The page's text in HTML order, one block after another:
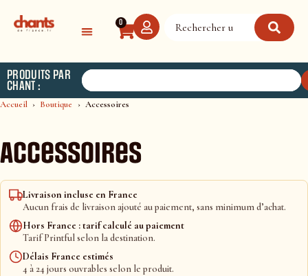
0
PRODUITS PAR
CHANT :
Accueil Boutique Accessoires
Accessoires
Livraison incluse en France
Aucun frais de livraison ajouté au paiement, sans minimum d’achat.
Hors France : tarif calculé au paiement
Tarif Printful selon la destination.
Délais France estimés
4 à 24 jours ouvrables selon le produit.